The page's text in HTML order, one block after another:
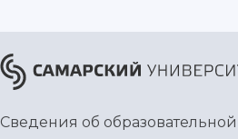
Сведения об